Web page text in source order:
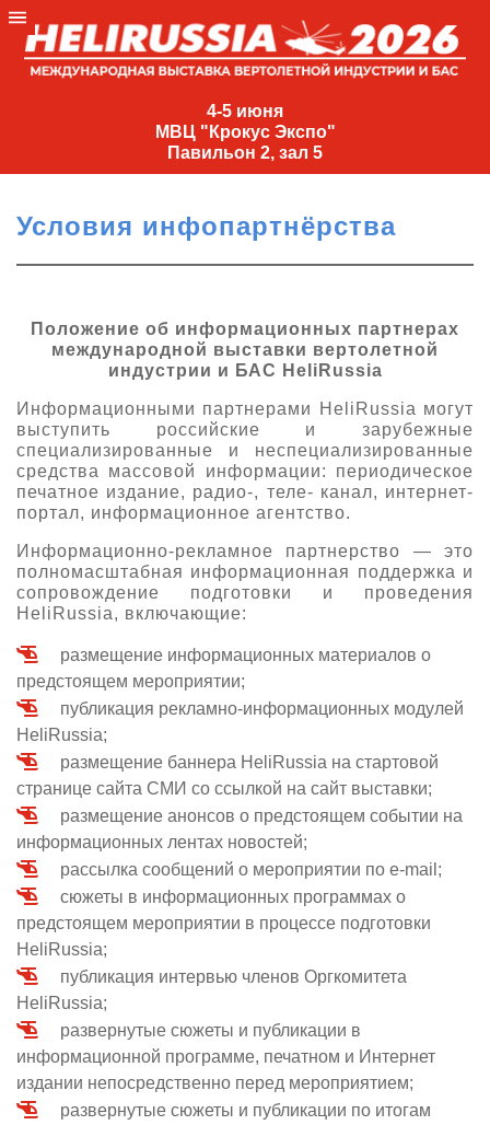
4-5 июня
МВЦ "Крокус Экспо"
Павильон 2, зал 5
4-
МВЦ
Экспо"
Павильон
зал
(495)
477-
33-81
О выставке
Партнеры выставки
Крокус Экспо
Документы
Контакты
Для участников
Заявка на участие
Заочное участие
Прилет на выставку
Основные требования МВЦ «Крокус Экспо»
Для посетителей
Место проведения HeliRussia
Схема проезда
Правила доступа и пребывания Крокус Экспо
Для СМИ
Аккредитация прессы
Условия инфопартнёрства
Положение об аккредитации
Публикации о выставке
Пресс-релизы
Архив
Условия инфопартнёрства
Положение об информационных партнерах
международной выставки вертолетной
индустрии и БАС HeliRussia
Информационными партнерами HeliRussia могут
выступить российские и зарубежные
специализированные и неспециализированные
средства массовой информации: периодическое
печатное издание, радио-, теле- канал, интернет-
портал, информационное агентство.
Информационно-рекламное партнерство — это
полномасштабная информационная поддержка и
сопровождение подготовки и проведения
HeliRussia, включающие:
размещение информационных материалов о
предстоящем мероприятии;
публикация рекламно-информационных модулей
HeliRussia;
размещение баннера HeliRussia на стартовой
странице сайта СМИ со ссылкой на сайт выставки;
размещение анонсов о предстоящем событии на
информационных лентах новостей;
рассылка сообщений о мероприятии по e-mail;
сюжеты в информационных программах о
предстоящем мероприятии в процессе подготовки
HeliRussia;
публикация интервью членов Оргкомитета
HeliRussia;
развернутые сюжеты и публикации в
информационной программе, печатном и Интернет
издании непосредственно перед мероприятием;
развернутые сюжеты и публикации по итогам